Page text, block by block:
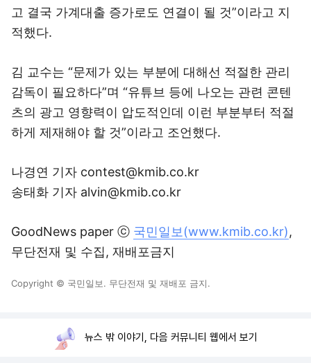
고 결국 가계대출 증가로도 연결이 될 것”이라고 지
적했다.
김 교수는 “문제가 있는 부분에 대해선 적절한 관리
감독이 필요하다”며 “유튜브 등에 나오는 관련 콘텐
츠의 광고 영향력이 압도적인데 이런 부분부터 적절
하게 제재해야 할 것”이라고 조언했다.
나경연 기자 contest@kmib.co.kr
송태화 기자 alvin@kmib.co.kr
GoodNews paper ⓒ 국민일보(www.kmib.co.kr),
무단전재 및 수집, 재배포금지
Copyright © 국민일보. 무단전재 및 재배포 금지.
뉴스 밖 이야기, 다음 커뮤니티 웹에서 보기